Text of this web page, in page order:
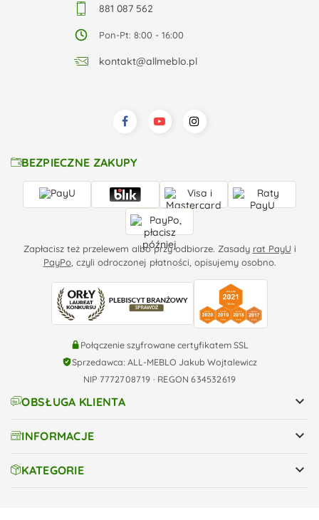
881 087 562
Pon-Pt: 8:00 - 16:00
kontakt@allmeblo.pl
BEZPIECZNE ZAKUPY
Zapłacisz też przelewem albo przy odbiorze. Zasady rat PayU i
PayPo, czyli odroczonej płatności, opisujemy osobno.
Połączenie szyfrowane certyfikatem SSL
Sprzedawca: ALL-MEBLO Jakub Wojtalewicz
NIP 7772708719 · REGON 634532619
OBSŁUGA KLIENTA 
INFORMACJE 
KATEGORIE 